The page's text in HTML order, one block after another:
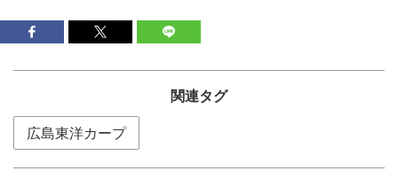
関連タグ
広島東洋カープ